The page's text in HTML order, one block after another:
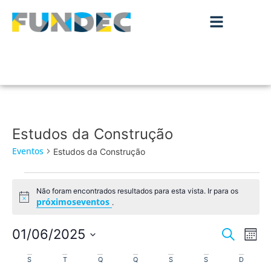
Estudos da Construção
Eventos Estudos da Construção
Aviso
Não foram encontrados resultados para esta vista. Ir para os
próximoseventos .
de
Pesquisar
Mês
01/06/2025
Calendário
S T Q Q S S D